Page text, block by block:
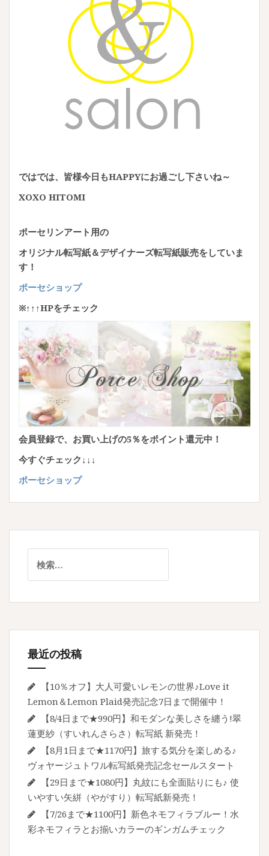
ではでは、皆様今日もHAPPYにお過ごし下さいね～
XOXO HITOMI
ポーセリンアート用の
オリジナル転写紙＆デザイナーズ転写紙販売をしていま
す！
ポーセショップ
※↑↑↑HPをチェック
会員登録で、お買い上げの5％をポイント還元中！
今すぐチェック↓↓↓
ポーセショップ
索:
最近の投稿
【10％オフ】大人可愛いレモンの世界♪Love it
Lemon＆Lemon Plaid発売記念7日まで開催中！
【8/4日まで★990円】和モダンな美しさを纏う!翠
蓮更紗（すいれんさらさ）転写紙 新発売！
【8月1日まで★1170円】旅する気分を楽しめる♪
ヴォヤージュトワル転写紙発売記念セールスタート
【29日まで★1080円】丸紋にも全面貼りにも♪ 使
いやすい矢絣（やがすり）転写紙新発売！
【7/26まで★1100円】新色ネモフィラブルー！水
彩ネモフィラとお揃いカラーのギンガムチェック